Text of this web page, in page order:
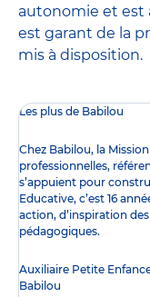
autonomie et est
est garant de la
mis à disposition.
Les plus de Babilou
Chez Babilou, la
professionnelles,
s’appuient pour
Educative, c’est 16
action, d’inspiration
pédagogiques.
Auxiliaire Petite
Babilou